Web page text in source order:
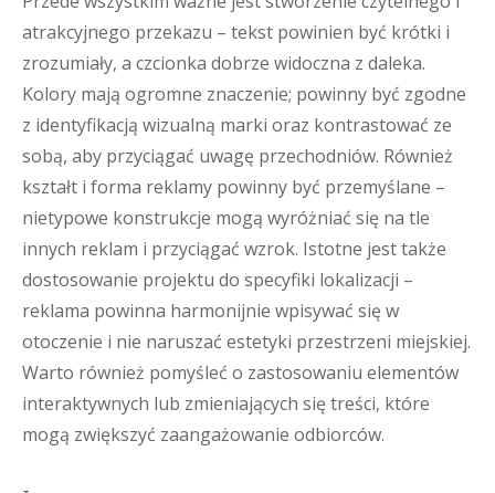
atrakcyjnego przekazu – tekst powinien być krótki i
zrozumiały, a czcionka dobrze widoczna z daleka.
Kolory mają ogromne znaczenie; powinny być zgodne
z identyfikacją wizualną marki oraz kontrastować ze
sobą, aby przyciągać uwagę przechodniów. Również
kształt i forma reklamy powinny być przemyślane –
nietypowe konstrukcje mogą wyróżniać się na tle
innych reklam i przyciągać wzrok. Istotne jest także
dostosowanie projektu do specyfiki lokalizacji –
reklama powinna harmonijnie wpisywać się w
otoczenie i nie naruszać estetyki przestrzeni miejskiej.
Warto również pomyśleć o zastosowaniu elementów
interaktywnych lub zmieniających się treści, które
mogą zwiększyć zaangażowanie odbiorców.